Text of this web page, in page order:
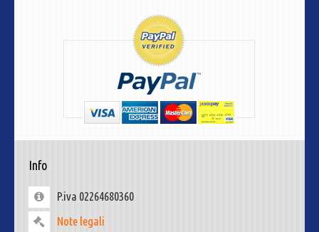
Info
P.iva 02264680360
Note legali